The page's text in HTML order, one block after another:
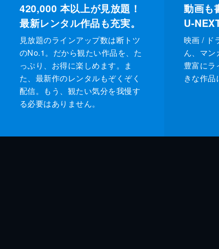
420,000 本以上が見放題！
最新レンタル作品も充実。
見放題のラインアップ数は断トツ
のNo.1。だから観たい作品を、た
っぷり、お得に楽しめます。ま
た、最新作のレンタルもぞくぞく
配信。もう、観たい気分を我慢す
る必要はありません。
動画も
U-
映画 / ド
ん、マン
豊富にラ
きな作品